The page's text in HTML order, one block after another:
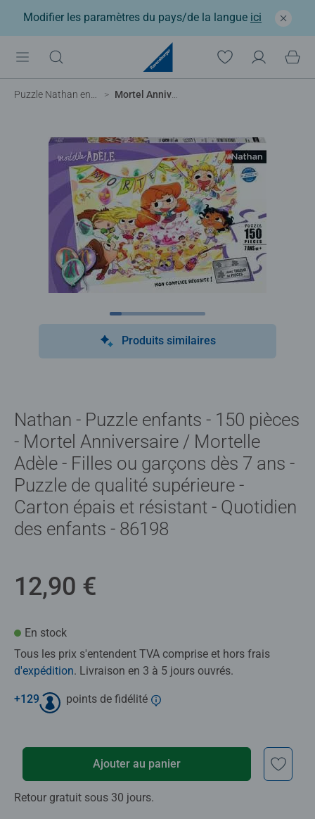
Modifier les paramètres du pays/de la langue ici
Puzzle Nathan enfant Mortel Anniversaire
Produits similaires
Nathan - Puzzle enfants - 150 pièces
- Mortel Anniversaire / Mortelle
Adèle - Filles ou garçons dès 7 ans -
Puzzle de qualité supérieure -
Carton épais et résistant - Quotidien
des enfants - 86198
12,90 €
En stock
Tous les prix s'entendent TVA comprise et hors frais
d'expédition. Livraison en 3 à 5 jours ouvrés.
+129 points de fidélité
Ajouter au panier
Retour gratuit sous 30 jours.